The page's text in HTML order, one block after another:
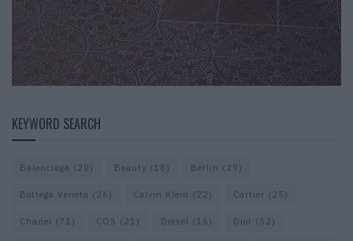
KEYWORD SEARCH
Balenciaga (20) Beauty (18) Berlin (29)
Bottega Veneta (26) Calvin Klein (22) Cartier (25)
Chanel (71) COS (21) Diesel (16) Dior (52)